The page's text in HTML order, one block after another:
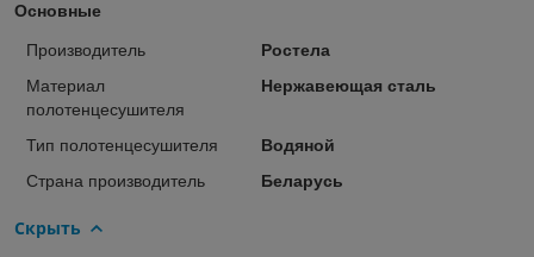
Основные
Производитель
Ростела
Материал
полотенцесушителя
Нержавеющая сталь
Тип полотенцесушителя
Водяной
Страна производитель
Беларусь
Скрыть